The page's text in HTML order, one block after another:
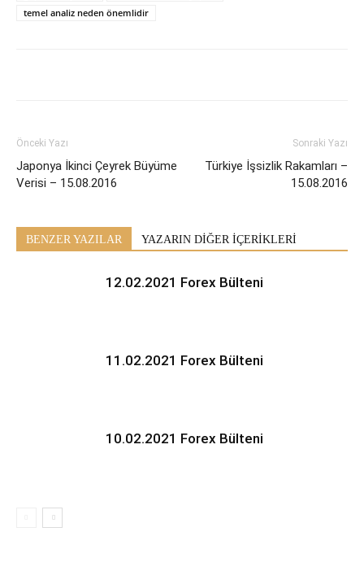
temel analiz neden önemlidir
Önceki Yazı
Japonya İkinci Çeyrek Büyüme
Verisi – 15.08.2016
Sonraki Yazı
Türkiye İşsizlik Rakamları –
15.08.2016
BENZER YAZILAR YAZARIN DİĞER İÇERİKLERİ
12.02.2021 Forex Bülteni
11.02.2021 Forex Bülteni
10.02.2021 Forex Bülteni